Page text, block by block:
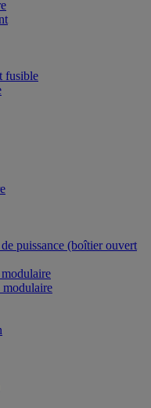
fusible
puissance (boîtier ouvert